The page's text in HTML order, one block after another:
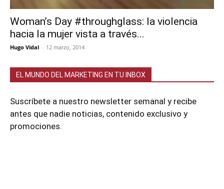
Woman’s Day #throughglass: la violencia
hacia la mujer vista a través...
Hugo Vidal - 12 marzo, 2014
EL MUNDO DEL MARKETING EN TU INBOX
Suscríbete a nuestro newsletter semanal y recibe
antes que nadie noticias, contenido exclusivo y
promociones.